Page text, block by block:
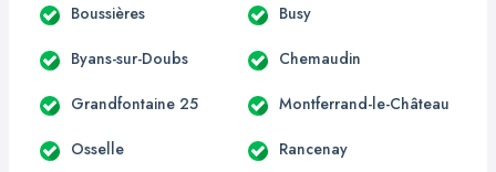
Boussières Busy
Byans-sur-Doubs Chemaudin
Grandfontaine 25 Montferrand-le-Château
Osselle Rancenay